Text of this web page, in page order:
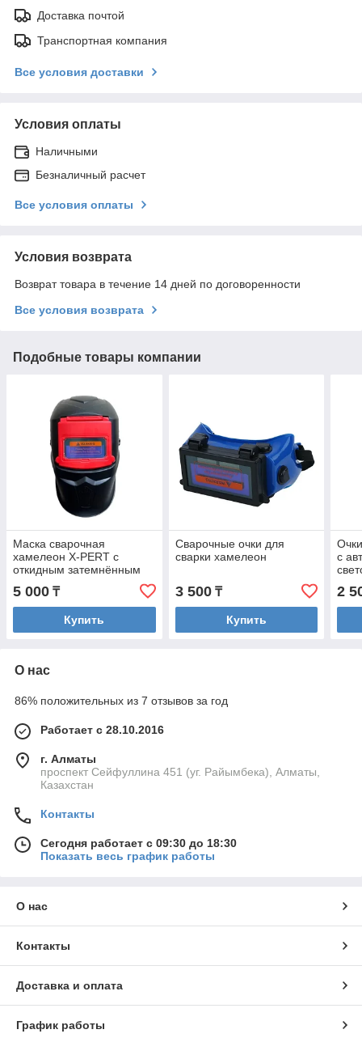
Доставка почтой
Транспортная компания
Все условия доставки
Условия оплаты
Наличными
Безналичный расчет
Все условия оплаты
Условия возврата
Возврат товара в течение 14 дней по договоренности
Все условия возврата
Подобные товары компании
Маска сварочная
хамелеон X-PERT с
откидным затемнённым
стеклом
5 000 ₸
Купить
Сварочные очки для
сварки хамелеон
3 500₸
Купить
с
2
О нас
86% положительных из 7 отзывов за год
Работает с 28.10.2016
г. Алматы
проспект Сейфуллина 451 (уг. Райымбека), Алматы,
Казахстан
Контакты
Сегодня работает с 09:30 до 18:30
Показать весь график работы
О нас
Контакты
Доставка и оплата
График работы